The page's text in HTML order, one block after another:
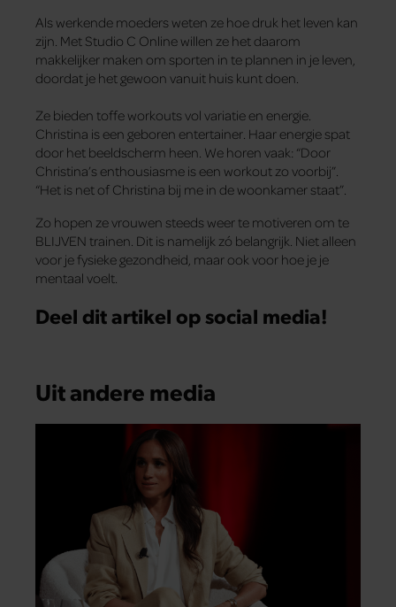
Als werkende moeders weten ze hoe druk het leven kan
zijn. Met Studio C Online willen ze het daarom
makkelijker maken om sporten in te plannen in je leven,
doordat je het gewoon vanuit huis kunt doen.
Ze bieden toffe workouts vol variatie en energie.
Christina is een geboren entertainer. Haar energie spat
door het beeldscherm heen. We horen vaak: “Door
Christina’s enthousiasme is een workout zo voorbij”.
“Het is net of Christina bij me in de woonkamer staat”.
Zo hopen ze vrouwen steeds weer te motiveren om te
BLIJVEN trainen. Dit is namelijk zó belangrijk. Niet alleen
voor je fysieke gezondheid, maar ook voor hoe je je
mentaal voelt.
Deel dit artikel op social media!
Uit andere media